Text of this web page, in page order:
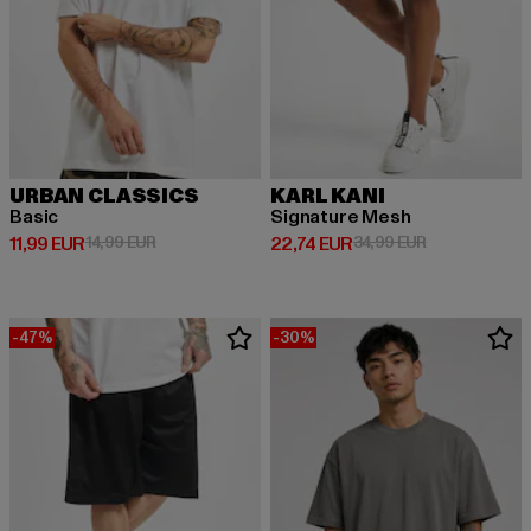
URBAN CLASSICS
Basic
11,99 EUR
Derzeitiger Preis: 11,99 EUR
14,99 EURAktionspreis: 14,99 EUR
KARL KANI
Signature Mesh
22,74 EUR
Derzeitiger Preis: 22,74 EUR
34,99 EURAktionspreis:
-47% -30%